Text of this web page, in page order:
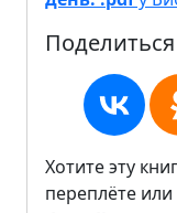
Хотите эту
переплёте